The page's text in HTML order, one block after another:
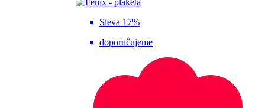
Sleva 17%
doporučujeme